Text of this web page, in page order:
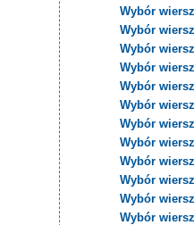
Wybór
Wybór
Wybór
Wybór
Wybór
Wybór
Wybór
Wybór
Wybór
Wybór
Wybór
Wybór